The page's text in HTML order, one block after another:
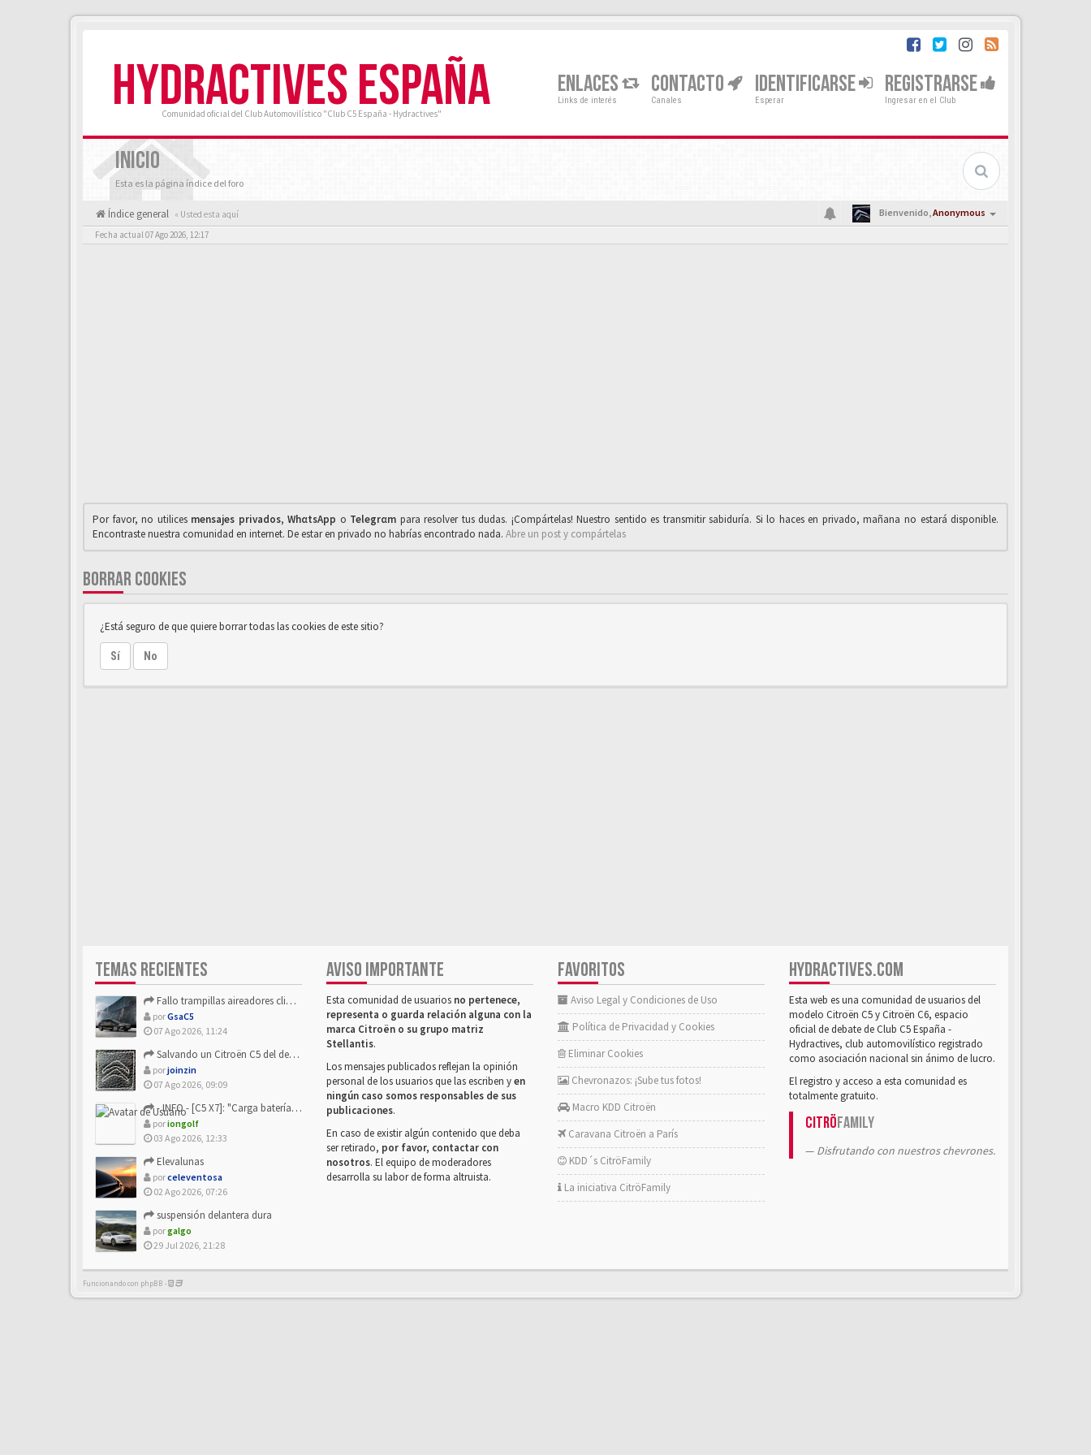
HYDRACTIVES ESPAÑA
Comunidad oficial del Club Automovilístico "Club C5 España - Hydractives"
ENLACES
Links de interés
CONTACTO
Canales
IDENTIFICARSE
Esperar
REGISTRARSE
Ingresar en el Club
INICIO
Esta es la página índice del foro
Índice general « Usted esta aquí Bienvenido,Anonymous
Fecha actual 07 Ago 2026, 12:17
Por favor, no utilices mensajes privados,WhαtsApp o Telegrαm para resolver tus dudas. ¡Compártelas! Nuestro sentido es transmitir sabiduría. Si lo haces en privado, mañana no estará disponible.
Encontraste nuestra comunidad en internet. De estar en privado no habrías encontrado nada. Abre un post y compártelas
BORRAR COOKIES
¿Está seguro de que quiere borrar todas las cookies de este sitio?
Sí No
TEMAS RECIENTES
Fallo trampillas aireadores climatizador
porGsaC5
07 Ago 2026, 11:24
Salvando un Citroën C5 del desguace: Presentación y seguimiento
porjoinzin
07 Ago 2026, 09:09
- INFO - [C5 X7]: "Carga batería o alimentación eléctri...
poriongolf
03 Ago 2026, 12:33
Elevalunas
porceleventosa
02 Ago 2026, 07:26
suspensión delantera dura
porgalgo
29 Jul 2026, 21:28
AVISO IMPORTANTE
Esta comunidad de usuarios no pertenece,
representa o guarda relación alguna con la
marca Citroën o su grupo matriz
Stellantis.
Los mensajes publicados reflejan la opinión
personal de los usuarios que las escriben yen
ningún caso somos responsables de sus
publicaciones.
En caso de existir algún contenido que deba
ser retirado, por favor, contactar con
nosotros. El equipo de moderadores
desarrolla su labor de forma altruista.
FAVORITOS
Aviso Legal y Condiciones de Uso
Política de Privacidad y Cookies
Eliminar Cookies
Chevronazos: ¡Sube tus fotos!
Macro KDD Citroën
Caravana Citroën a París
KDD´s CitröFamily
La iniciativa CitröFamily
HYDRACTIVES.COM
Esta web es una comunidad de usuarios del
modelo Citroën C5 y Citroën C6, espacio
oficial de debate de Club C5 España -
Hydractives, club automovilístico registrado
como asociación nacional sin ánimo de lucro.
El registro y acceso a esta comunidad es
totalmente gratuito.
CitröFamily
Disfrutando con nuestros chevrones.
Funcionando con phpBB -